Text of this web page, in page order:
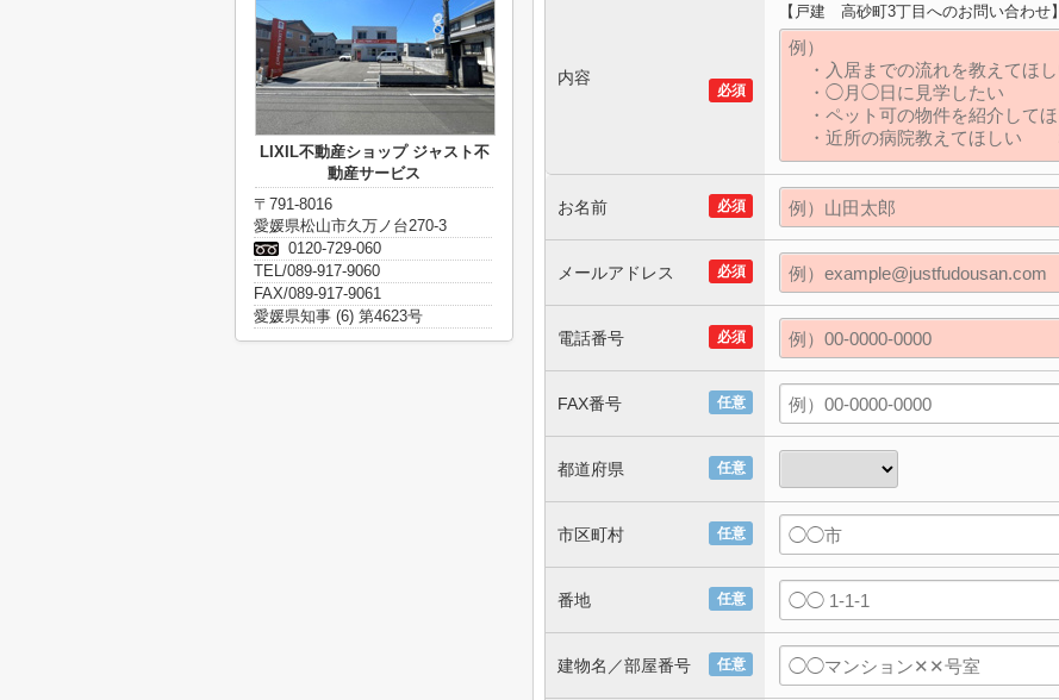
必須
内容
【戸建 高砂町3丁目へのお問い合わせ】
必須
お名前
必須
メールアドレス
必須
電話番号
任意
FAX番号
任意
都道府県
任意
市区町村
任意
番地
任意
建物名／部屋番号
LIXIL不動産ショップ ジャスト不
動産サービス
〒791-8016
愛媛県松山市久万ノ台270-3
0120-729-060
TEL/089-917-9060
FAX/089-917-9061
愛媛県知事 (6) 第4623号